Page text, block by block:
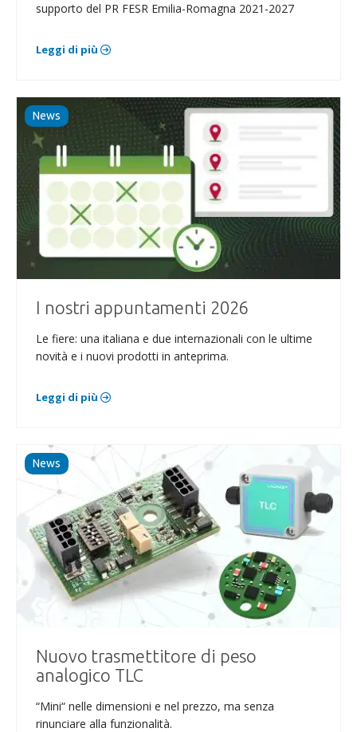
supporto del PR FESR Emilia-Romagna 2021-2027
Leggi di più
News
I nostri appuntamenti 2026
Le fiere: una italiana e due internazionali con le ultime
novità e i nuovi prodotti in anteprima.
Leggi di più
News
Nuovo trasmettitore di peso
analogico TLC
“Mini“ nelle dimensioni e nel prezzo, ma senza
rinunciare alla funzionalità.